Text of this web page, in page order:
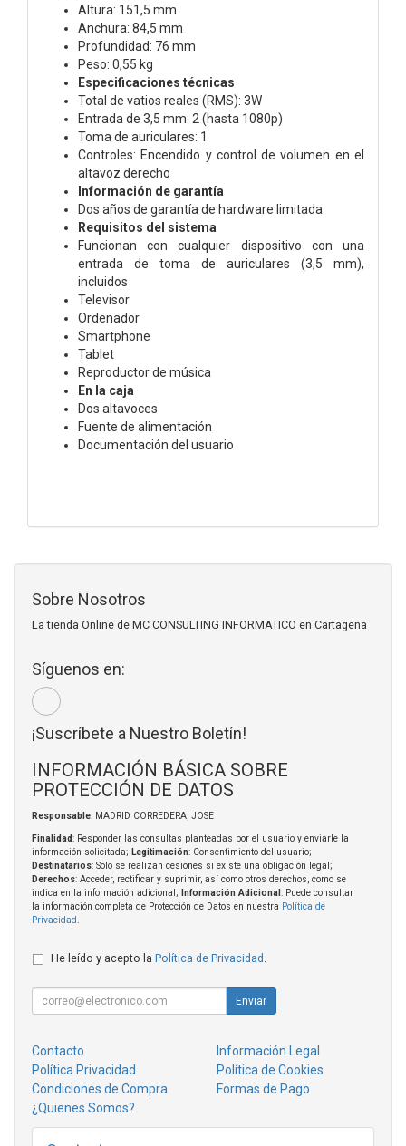
Altura: 151,5 mm
Anchura: 84,5 mm
Profundidad: 76 mm
Peso: 0,55 kg
Especificaciones técnicas
Total de vatios reales (RMS): 3W
Entrada de 3,5 mm: 2 (hasta 1080p)
Toma de auriculares: 1
Controles: Encendido y control de volumen en el
altavoz derecho
Información de garantía
Dos años de garantía de hardware limitada
Requisitos del sistema
Funcionan con cualquier dispositivo con una
entrada de toma de auriculares (3,5 mm),
incluidos
Televisor
Ordenador
Smartphone
Tablet
Reproductor de música
En la caja
Dos altavoces
Fuente de alimentación
Documentación del usuario
Sobre Nosotros
La tienda Online de MC CONSULTING INFORMATICO en Cartagena
Síguenos en:
¡Suscríbete a Nuestro Boletín!
INFORMACIÓN BÁSICA SOBRE
PROTECCIÓN DE DATOS
Responsable: MADRID CORREDERA, JOSE
Finalidad: Responder las consultas planteadas por el usuario y enviarle la
información solicitada; Legitimación: Consentimiento del usuario;
Destinatarios: Solo se realizan cesiones si existe una obligación legal;
Derechos: Acceder, rectificar y suprimir, así como otros derechos, como se
indica en la información adicional;
Información Adicional : Puede consultar
la información completa de Protección de Datos en nuestra Política de
Privacidad
He leído y acepto la Política de Privacidad
Enviar
Contacto
Información Legal
Política Privacidad
Política de Cookies
Condiciones de Compra
Formas de Pago
¿Quienes Somos?